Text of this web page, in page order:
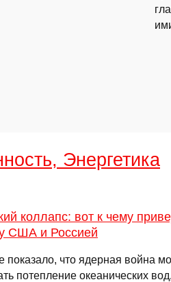
Энергетика
коллапс: вот к чему
США и Россией
показало, что ядерная война
потепление океанических